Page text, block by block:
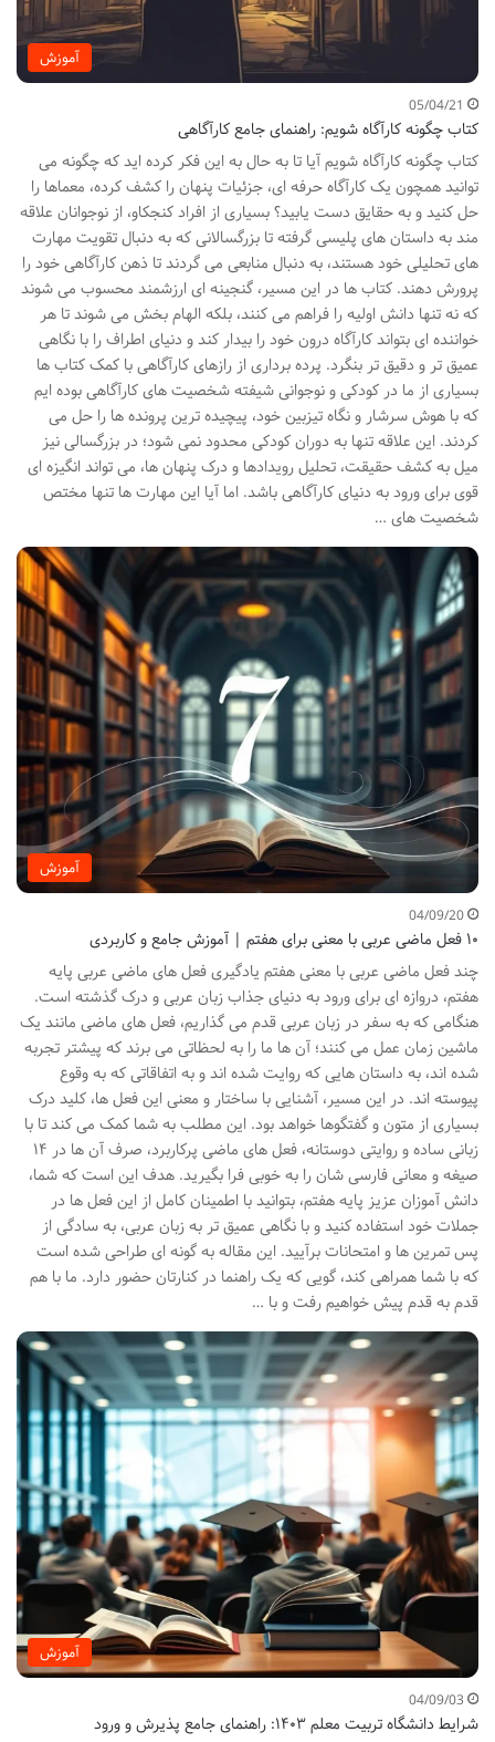
آموزش
05/04/21
کتاب چگونه کارآگاه شویم: راهنمای جامع کارآگاهی
کتاب چگونه کارآگاه شویم آیا تا به حال به این فکر کرده اید که چگونه می
توانید همچون یک کارآگاه حرفه ای، جزئیات پنهان را کشف کرده، معماها را
حل کنید و به حقایق دست یابید؟ بسیاری از افراد کنجکاو، از نوجوانان علاقه
مند به داستان های پلیسی گرفته تا بزرگسالانی که به دنبال تقویت مهارت
های تحلیلی خود هستند، به دنبال منابعی می گردند تا ذهن کارآگاهی خود را
پرورش دهند. کتاب ها در این مسیر، گنجینه ای ارزشمند محسوب می شوند
که نه تنها دانش اولیه را فراهم می کنند، بلکه الهام بخش می شوند تا هر
خواننده ای بتواند کارآگاه درون خود را بیدار کند و دنیای اطراف را با نگاهی
عمیق تر و دقیق تر بنگرد. پرده برداری از رازهای کارآگاهی با کمک کتاب ها
بسیاری از ما در کودکی و نوجوانی شیفته شخصیت های کارآگاهی بوده ایم
که با هوش سرشار و نگاه تیزبین خود، پیچیده ترین پرونده ها را حل می
کردند. این علاقه تنها به دوران کودکی محدود نمی شود؛ در بزرگسالی نیز
میل به کشف حقیقت، تحلیل رویدادها و درک پنهان ها، می تواند انگیزه ای
قوی برای ورود به دنیای کارآگاهی باشد. اما آیا این مهارت ها تنها مختص
شخصیت های …
آموزش
04/09/20
۱۰ فعل ماضی عربی با معنی برای هفتم | آموزش جامع و کاربردی
چند فعل ماضی عربی با معنی هفتم یادگیری فعل های ماضی عربی پایه
هفتم، دروازه ای برای ورود به دنیای جذاب زبان عربی و درک گذشته است.
هنگامی که به سفر در زبان عربی قدم می گذاریم، فعل های ماضی مانند یک
ماشین زمان عمل می کنند؛ آن ها ما را به لحظاتی می برند که پیشتر تجربه
شده اند، به داستان هایی که روایت شده اند و به اتفاقاتی که به وقوع
پیوسته اند. در این مسیر، آشنایی با ساختار و معنی این فعل ها، کلید درک
بسیاری از متون و گفتگوها خواهد بود. این مطلب به شما کمک می کند تا با
زبانی ساده و روایتی دوستانه، فعل های ماضی پرکاربرد، صرف آن ها در ۱۴
صیغه و معانی فارسی شان را به خوبی فرا بگیرید. هدف این است که شما،
دانش آموزان عزیز پایه هفتم، بتوانید با اطمینان کامل از این فعل ها در
جملات خود استفاده کنید و با نگاهی عمیق تر به زبان عربی، به سادگی از
پس تمرین ها و امتحانات برآیید. این مقاله به گونه ای طراحی شده است
که با شما همراهی کند، گویی که یک راهنما در کنارتان حضور دارد. ما با هم
قدم به قدم پیش خواهیم رفت و با …
آموزش
04/09/03
شرایط دانشگاه تربیت معلم ۱۴۰۳: راهنمای جامع پذیرش و ورود